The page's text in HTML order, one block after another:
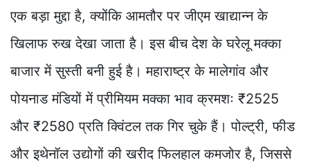
एक बड़ा मुद्दा है, क्योंकि आमतौर पर जीएम खाद्यान्न के
खिलाफ रुख देखा जाता है। इस बीच देश के घरेलू मक्का
बाजार में सुस्ती बनी हुई है। महाराष्ट्र के मालेगांव और
पोयनाड मंडियों में प्रीमियम मक्का भाव क्रमशः ₹2525
और ₹2580 प्रति क्विंटल तक गिर चुके हैं। पोल्ट्री, फीड
और इथेनॉल उद्योगों की खरीद फिलहाल कमजोर है, जिससे